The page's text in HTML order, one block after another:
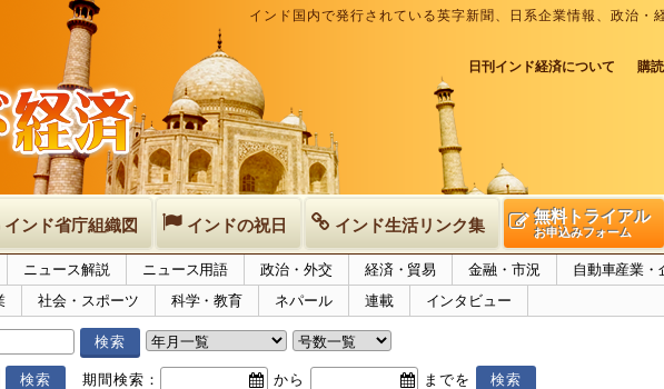
インド国内で発行されている英字新聞、日系企業情報、政治
日刊インド経済について 購
インド省庁組織図 インドの祝日 インド生活リンク集 無料トライアル
お申込みフォーム
ニュース解説 ニュース用語 政治・外交 経済・貿易 金融・市況
自動車産業・
社会・スポーツ 科学・教育 ネパール 連載 インタビュー
期間検索： から までを